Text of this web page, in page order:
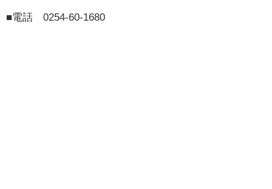
■電話 0254-60-1680